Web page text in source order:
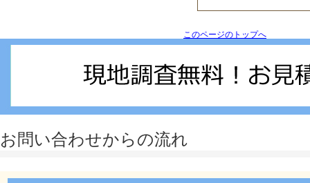
このページのトップへ
タカラ福知山ショール
お問い合わせからの流れ